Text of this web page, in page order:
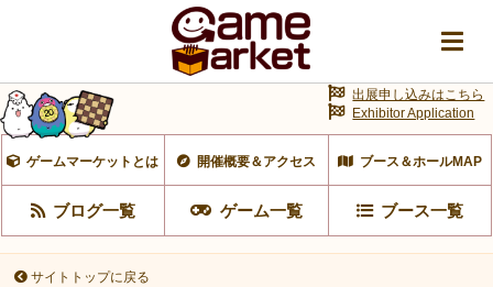
ゲームマーケットとは 開催概要＆アクセス ブース＆ホールMAP
ブログ一覧 ゲーム一覧 ブース一覧
出展申し込みはこちら
Exhibitor Application
サイトトップに戻る